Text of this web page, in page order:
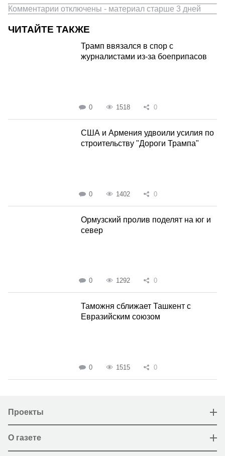
Комментарии отключены - материал старше 3 дней
ЧИТАЙТЕ ТАКЖЕ
Трамп ввязался в спор с
журналистами из-за боеприпасов
0 1518 0
США и Армения удвоили усилия по
строительству "Дороги Трампа"
0 1402 0
Ормузский пролив поделят на юг и
север
0 1292 0
Таможня сближает Ташкент с
Евразийским союзом
0 1515 0
Проекты
О газете